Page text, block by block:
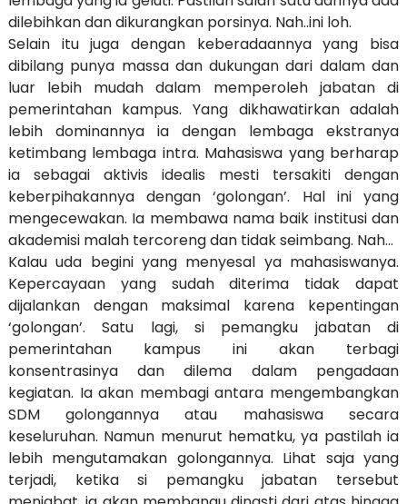
dilebihkan dan dikurangkan porsinya. Nah..ini loh.
Selain itu juga dengan keberadaannya yang bisa
dibilang punya massa dan dukungan dari dalam dan
luar lebih mudah dalam memperoleh jabatan di
pemerintahan kampus. Yang dikhawatirkan adalah
lebih dominannya ia dengan lembaga ekstranya
ketimbang lembaga intra. Mahasiswa yang berharap
ia sebagai aktivis idealis mesti tersakiti dengan
keberpihakannya dengan ‘golongan’. Hal ini yang
mengecewakan. Ia membawa nama baik institusi dan
akademisi malah tercoreng dan tidak seimbang. Nah...
Kalau uda begini yang menyesal ya mahasiswanya.
Kepercayaan yang sudah diterima tidak dapat
dijalankan dengan maksimal karena kepentingan
‘golongan’. Satu lagi, si pemangku jabatan di
pemerintahan kampus ini akan terbagi
konsentrasinya dan dilema dalam pengadaan
kegiatan. Ia akan membagi antara mengembangkan
SDM golongannya atau mahasiswa secara
keseluruhan. Namun menurut hematku, ya pastilah ia
lebih mengutamakan golongannya. Lihat saja yang
terjadi, ketika si pemangku jabatan tersebut